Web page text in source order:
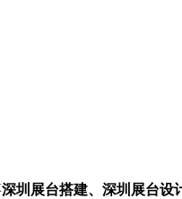
深圳展台搭建、深圳展台设